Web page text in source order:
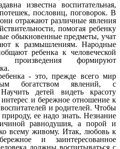
известна воспитательная,
пословиц, поговорок. В
отражают различные явления
помогая ребенку
обыкновенные предметы, учат
к размышлениям. Народные
ребенка к человеческой
произведения формируют
- это, прежде всего мир
богатством явлений, с
детей видеть красоту
и бережное отношение к
и родителей. Чтобы
ее надо знать. Незнание
равнодушия, а порой и
всему живому. Итак, любовь к
и заинтересованное
должны воспитываться с